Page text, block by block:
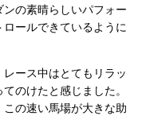
の素晴らしいパフォー
ールできているように
ース中はとてもリラッ
のけたと感じました。
の速い馬場が大きな助